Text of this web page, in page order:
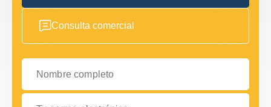
Consulta comercial
Nombre completo
Tu correo electrónico